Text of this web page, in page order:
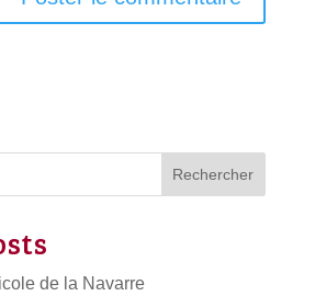
Rechercher
de la Navarre